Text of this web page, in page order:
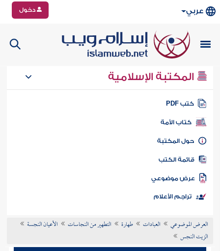
عربي دخول
المكتبة الإسلامية
كتب PDF
كتاب الأمة
المكتبة
الكتب
موضوعي
تراجم الأعلام
العرض الموضوعي العبادات طهارة التطهير من النجاسات
الأعيان النجسة
الزيت النجس